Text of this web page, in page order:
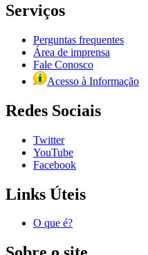
Serviços
Perguntas frequentes
Área de imprensa
Fale Conosco
Acesso à Informação
Redes Sociais
Twitter
YouTube
Facebook
Links Úteis
O que é?